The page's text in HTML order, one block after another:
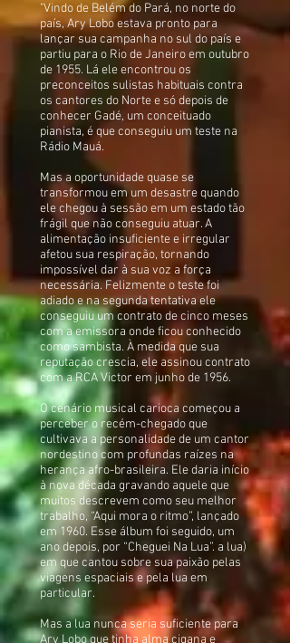
"Vindo de Belém do Pará, no norte do
país, Ary Lobo estava pronto para
lançar sua campanha no sul do país e
partiu para o Rio de Janeiro em outubro
de 1955. Lá ele encontrou os
preconceitos sulistas habituais contra
os cantores do Norte e só depois de
conhecer Gadé, um conceituado
pianista, é que conseguiu um teste na
Rádio Mauá.
Mas a oportunidade quase se
transformou em um desastre quando
ele chegou à sessão em um estado tão
frágil que não conseguiu atuar. A
alimentação insuficiente e irregular
afetou sua respiração, tornando
impossível dar à sua voz a força
necessária. Felizmente o teste foi
adiado e na segunda tentativa ele
conseguiu um contrato de cinco meses
com a emissora onde ficou conhecido
como sambista. À medida que sua
reputação crescia, ele assinou contrato
com a RCA Victor em junho de 1956.
O cenário musical carioca começou a
perceber o recém-chegado que
cultivava a personalidade de um cantor
nordestino com profundas raízes na
herança afro-brasileira. Ele daria início
à nova década gravando aquele que
muitos descrevem como seu melhor
trabalho, “Aqui mora o ritmo”, lançado
em 1960. Esse álbum foi seguido, um
ano depois, por “Cheguei Na Lua”. a lua)
em que cantou sobre sua paixão pelas
viagens espaciais e pela lua em
particular.
Mas a lua nunca seria suficiente para
Ary Lobo que tinha alma cigana e